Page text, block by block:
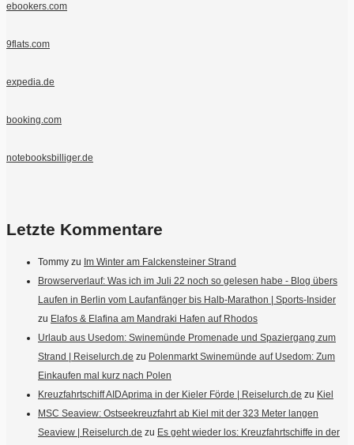
ebookers.com
9flats.com
expedia.de
booking.com
notebooksbilliger.de
Letzte Kommentare
Tommy zu Im Winter am Falckensteiner Strand
Browserverlauf: Was ich im Juli 22 noch so gelesen habe - Blog übers
Laufen in Berlin vom Laufanfänger bis Halb-Marathon | Sports-Insider
zu Elafos & Elafina am Mandraki Hafen auf Rhodos
Urlaub aus Usedom: Swinemünde Promenade und Spaziergang zum
Strand | Reiselurch.de zu Polenmarkt Swinemünde auf Usedom: Zum
Einkaufen mal kurz nach Polen
Kreuzfahrtschiff AIDAprima in der Kieler Förde | Reiselurch.de zu Kiel
MSC Seaview: Ostseekreuzfahrt ab Kiel mit der 323 Meter langen
Seaview | Reiselurch.de zu Es geht wieder los: Kreuzfahrtschiffe in der